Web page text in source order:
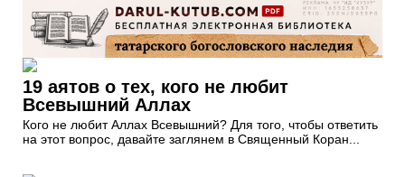
19 аятов о тех, кого не любит
Всевышний Аллах
Кого не любит Аллах Всевышний? Для того, чтобы ответить
на этот вопрос, давайте заглянем в Священный Коран...